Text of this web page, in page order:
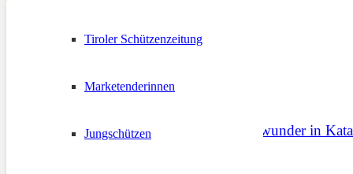
Tiroler Schützenzeitung
Marketenderinnen
JungschützenVorzeitiges Weihnachtswunder in